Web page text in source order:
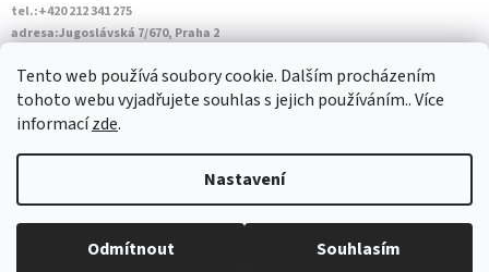
Tento web používá soubory cookie. Dalším procházením
tohoto webu vyjadřujete souhlas s jejich používáním.. Více
informacízde.
Nastavení
Odmítnout Souhlasím
tel.:+420 212 341 275
adresa:Jugoslávská 7/670, Praha 2
Sobota: 10:00 - 14:45
Copyright 2026U Džoudyho. Všechna práva vyhrazena.